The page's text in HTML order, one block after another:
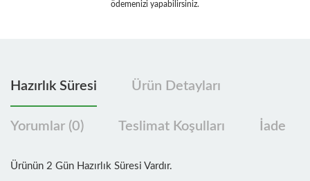
ödemenizi yapabilirsiniz.
Hazırlık Süresi Ürün Detayları
Yorumlar (0) Teslimat Koşulları İade
Ürünün 2 Gün Hazırlık Süresi Vardır.